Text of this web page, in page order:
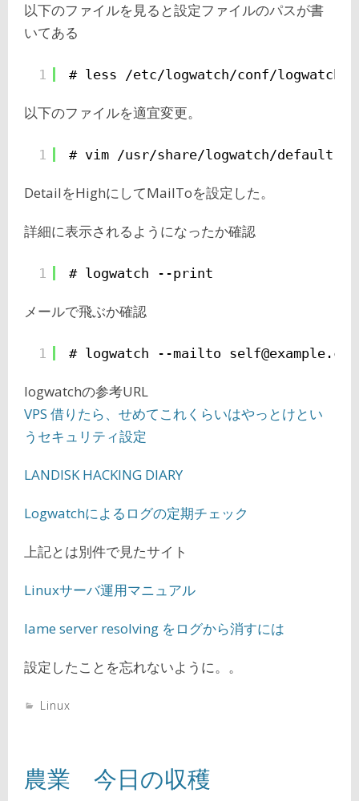
以下のファイルを見ると設定ファイルのパスが書
いてある
1 # less /etc/logwatch/conf/
以下のファイルを適宜変更。
1 # vim /usr/share/logwatch/
DetailをHighにしてMailToを設定した。
詳細に表示されるようになったか確認
1 # logwatch --print
メールで飛ぶか確認
1 # logwatch --mailto
logwatchの参考URL
VPS 借りたら、せめてこれくらいはやっとけとい
うセキュリティ設定
LANDISK HACKING DIARY
Logwatchによるログの定期チェック
上記とは別件で見たサイト
Linuxサーバ運用マニュアル
lame server resolving をログから消すには
設定したことを忘れないように。。
Linux
農業 今日の収穫